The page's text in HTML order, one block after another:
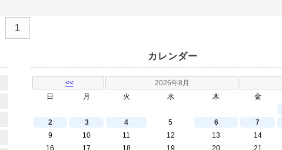
1
カレンダー
<<
2026年8月
日
月 火 水 木 金
2
3 4 5 6 7
9
10 11 12 13 14
16
17 18 19 20 21